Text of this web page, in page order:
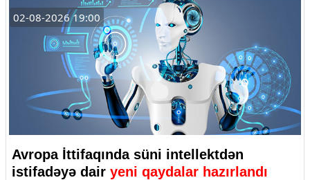
02-08-2026 19:00
Avropa İttifaqında süni intellektdən
istifadəyə dair yeni qaydalar hazırlandı